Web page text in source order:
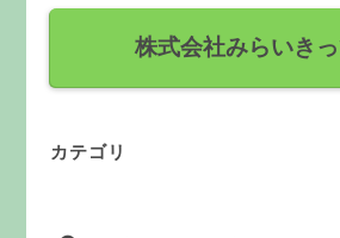
株式会社みらいき
カテゴリ